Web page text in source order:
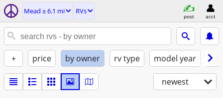
Mead ± 6.1 mi RVs
post acct
+ price by owner rv type model year
newest